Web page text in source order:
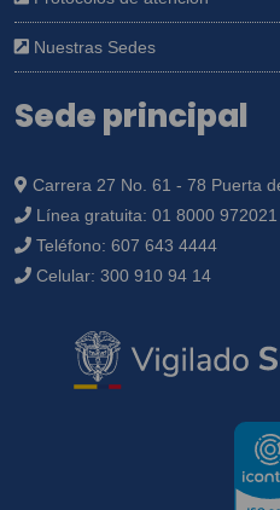
Nuestras Sedes
Sede principal
Carrera 27 No. 61 - 78 Puerta
Línea gratuita: 01 8000 972021
Teléfono: 607 643 4444
Celular: 300 910 94 14